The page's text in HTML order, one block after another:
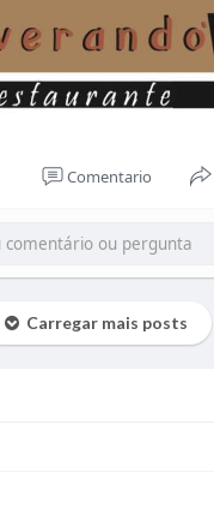
Comentario
Carregar mais posts